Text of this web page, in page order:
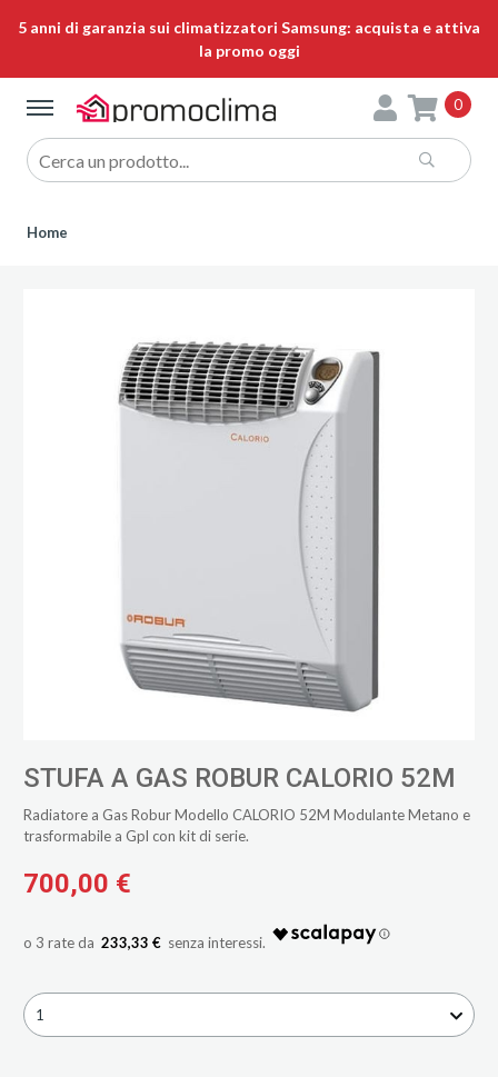
5 anni di garanzia sui climatizzatori Samsung: acquista e attiva
la promo oggi
0
Home
STUFA A GAS ROBUR CALORIO 52M
Radiatore a Gas Robur Modello CALORIO 52M Modulante Metano e
trasformabile a Gpl con kit di serie.
700,00 €
233,33 €
1